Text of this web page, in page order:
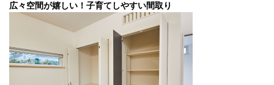
広々空間が嬉しい！子育てしやすい間取り